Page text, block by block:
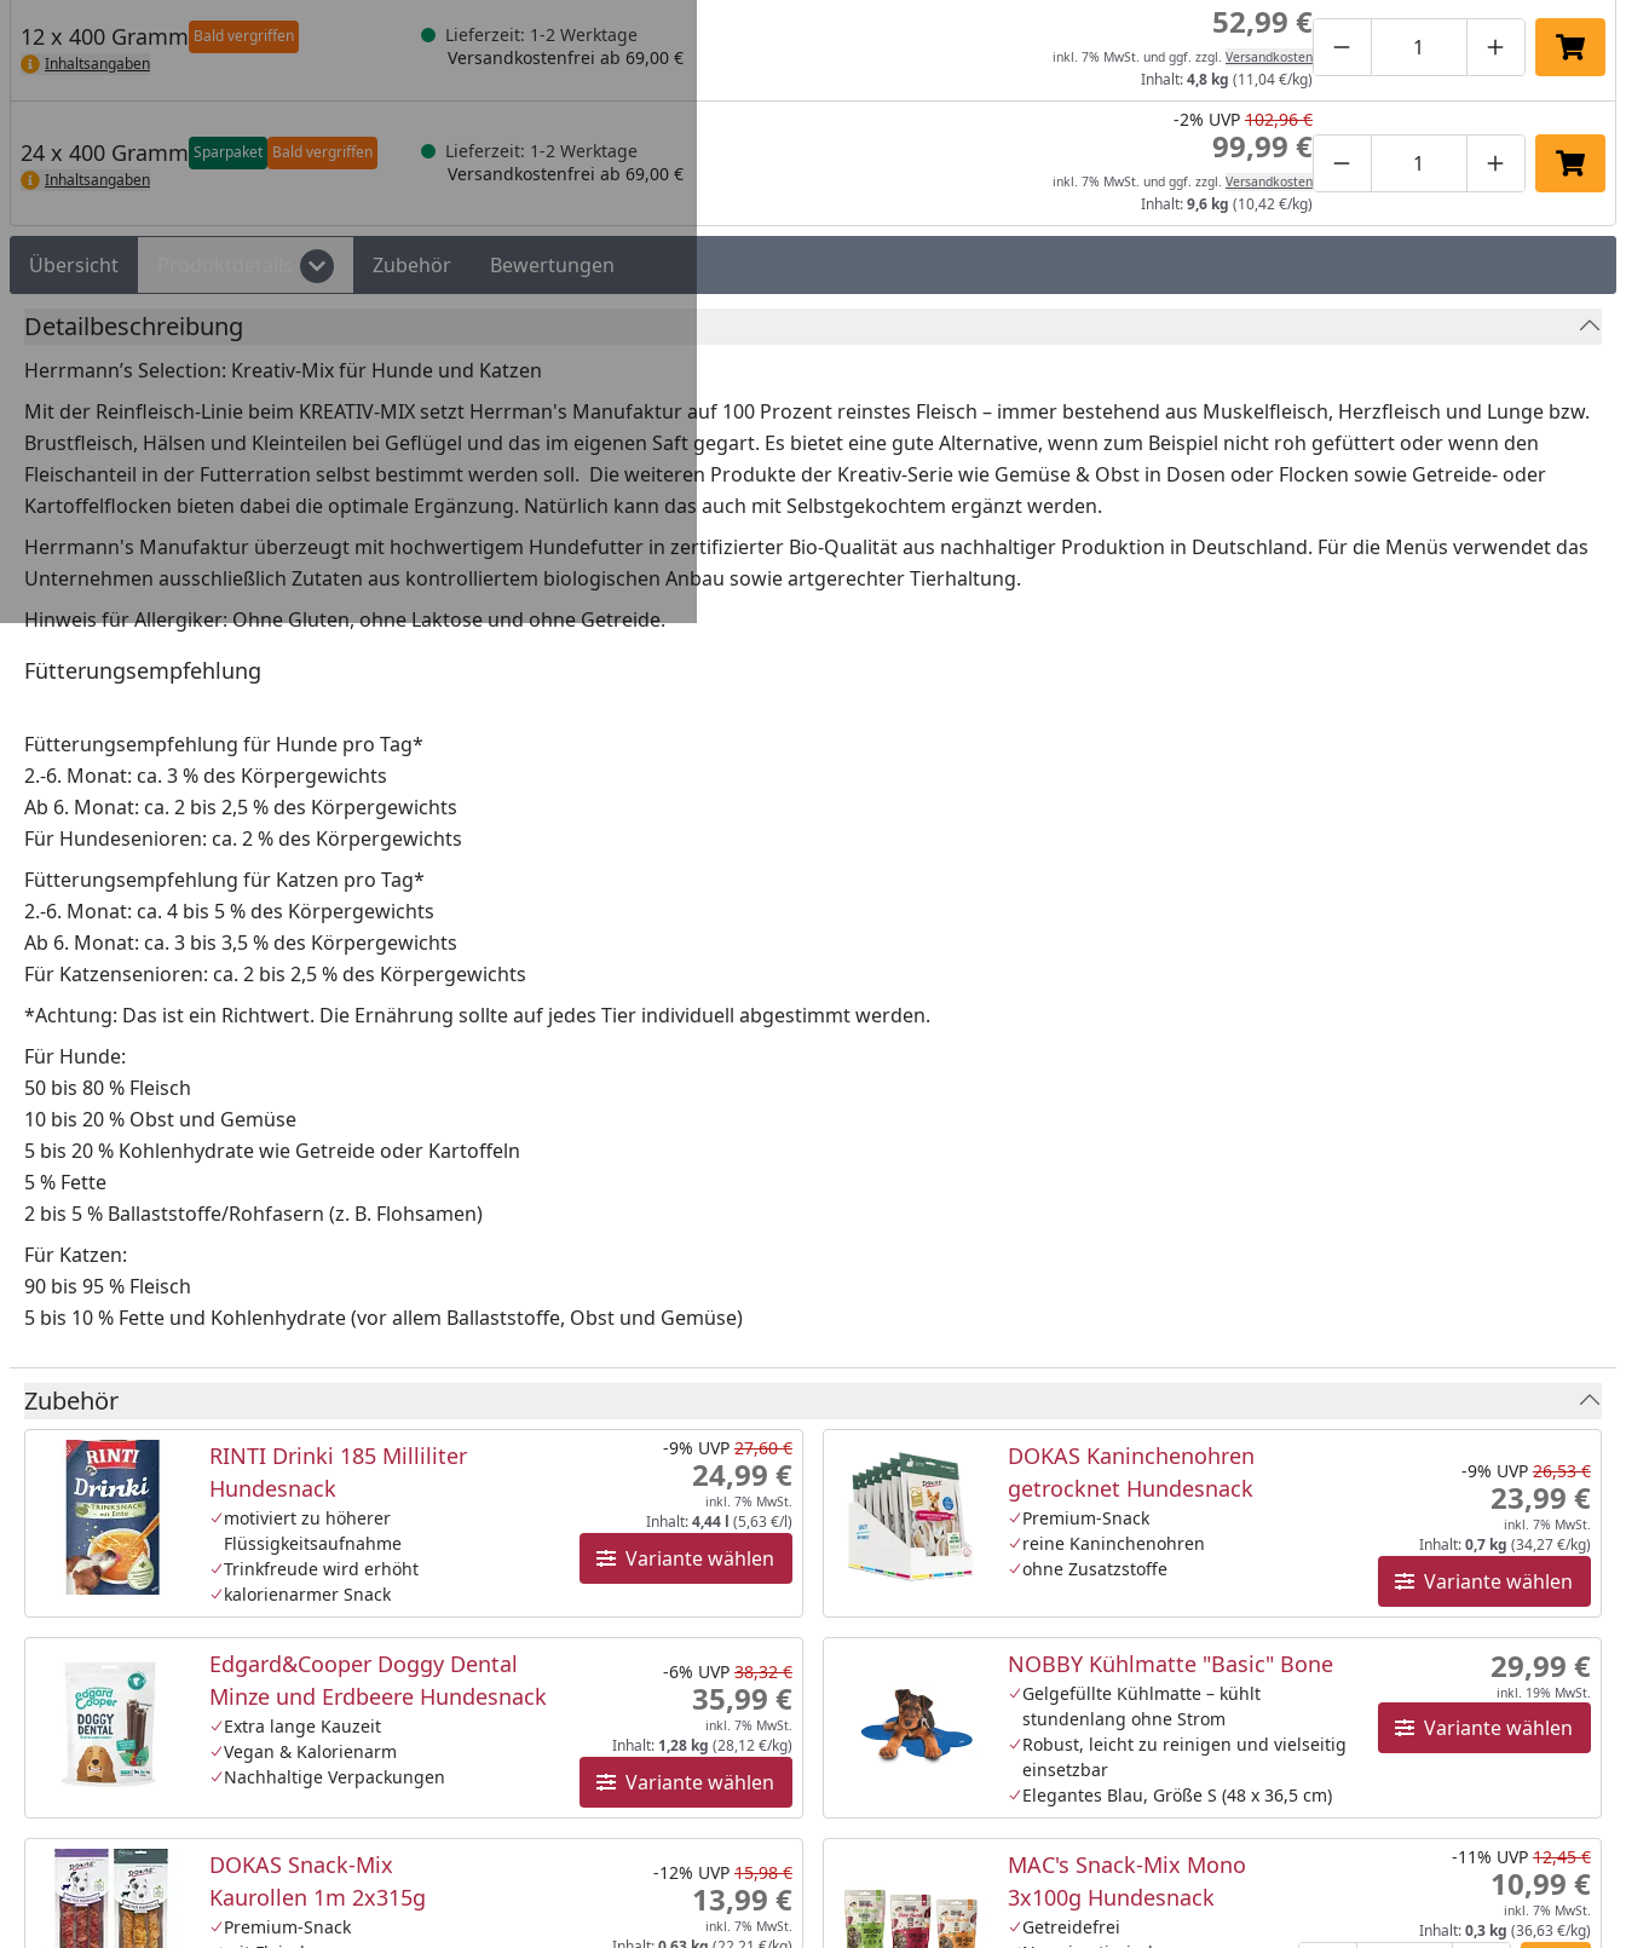
12 x 400 Gramm Bald vergriffen
Inhaltsangaben
Lieferzeit: 1-2 Werktage
Versandkostenfrei ab 69,00 €
52,99 €
inkl. 7% MwSt. und ggf. zzgl. Versandkosten
Inhalt:4,8 kg (11,04 €/kg)
Produktmenge um eins
Produktmenge In
24 x 400 Gramm Sparpaket Bald vergriffen
Inhaltsangaben
Lieferzeit: 1-2 Werktage
Versandkostenfrei ab 69,00 €
-2% UVP 102,96 €
99,99 €
inkl. 7% MwSt. und ggf. zzgl. Versandkosten
Inhalt:9,6 kg (10,42 €/kg)
Produktmenge um eins
Produktmenge In
Übersicht Zubehör Bewertungen
Detailbeschreibung
Herrmann’s Selection: Kreativ-Mix für Hunde und Katzen
Mit der Reinfleisch-Linie beim KREATIV-MIX setzt Herrman's Manufaktur auf 100 Prozent reinstes Fleisch – immer bestehend aus Muskelfleisch, Herzfleisch und Lunge bzw.
Brustfleisch, Hälsen und Kleinteilen bei Geflügel und das im eigenen Saft gegart. Es bietet eine gute Alternative, wenn zum Beispiel nicht roh gefüttert oder wenn den
Fleischanteil in der Futterration selbst bestimmt werden soll. Die weiteren Produkte der Kreativ-Serie wie Gemüse & Obst in Dosen oder Flocken sowie Getreide- oder
Kartoffelflocken bieten dabei die optimale Ergänzung. Natürlich kann das auch mit Selbstgekochtem ergänzt werden.
Herrmann's Manufaktur überzeugt mit hochwertigem Hundefutter in zertifizierter Bio-Qualität aus nachhaltiger Produktion in Deutschland. Für die Menüs verwendet das
Unternehmen ausschließlich Zutaten aus kontrolliertem biologischen Anbau sowie artgerechter Tierhaltung.
Hinweis für Allergiker: Ohne Gluten, ohne Laktose und ohne Getreide.
Fütterungsempfehlung
Fütterungsempfehlung für Hunde pro Tag*
2.-6. Monat: ca. 3 % des Körpergewichts
Ab 6. Monat: ca. 2 bis 2,5 % des Körpergewichts
Für Hundesenioren: ca. 2 % des Körpergewichts
Fütterungsempfehlung für Katzen pro Tag*
2.-6. Monat: ca. 4 bis 5 % des Körpergewichts
Ab 6. Monat: ca. 3 bis 3,5 % des Körpergewichts
Für Katzensenioren: ca. 2 bis 2,5 % des Körpergewichts
*Achtung: Das ist ein Richtwert. Die Ernährung sollte auf jedes Tier individuell abgestimmt werden.
Für Hunde:
50 bis 80 % Fleisch
10 bis 20 % Obst und Gemüse
5 bis 20 % Kohlenhydrate wie Getreide oder Kartoffeln
5 % Fette
2 bis 5 % Ballaststoffe/Rohfasern (z. B. Flohsamen)
Für Katzen:
90 bis 95 % Fleisch
5 bis 10 % Fette und Kohlenhydrate (vor allem Ballaststoffe, Obst und Gemüse)
Zubehör
RINTI Drinki 185 Milliliter
Hundesnack
motiviert zu höherer
Flüssigkeitsaufnahme
Trinkfreude wird erhöht
kalorienarmer Snack
Variante wählen
-9% UVP 27,60 €
24,99 €
inkl. 7% MwSt.
Inhalt:4,44 l (5,63 €/l)
DOKAS Kaninchenohren
getrocknet Hundesnack
Premium-Snack
reine Kaninchenohren
ohne Zusatzstoffe
Variante wählen
-9% UVP 26,53 €
23,99 €
inkl. 7% MwSt.
Inhalt:0,7 kg (34,27 €/kg)
Edgard&Cooper Doggy Dental
Minze und Erdbeere Hundesnack
Extra lange Kauzeit
Vegan & Kalorienarm
Nachhaltige Verpackungen
Variante wählen
-6% UVP 38,32 €
35,99 €
inkl. 7% MwSt.
Inhalt: 1,28 kg (28,12 €/kg)
NOBBY Kühlmatte "Basic" Bone
Gelgefüllte Kühlmatte – kühlt
stundenlang ohne Strom
Robust, leicht zu reinigen und vielseitig
einsetzbar
Elegantes Blau, Größe S (48 x 36,5 cm)
Variante wählen
29,99 €
inkl. 19% MwSt.
DOKAS Snack-Mix
Kaurollen 1m 2x315g
Premium-Snack
-12% UVP 15,98 €
13,99 €
inkl. 7% MwSt.
MAC's Snack-Mix Mono
3x100g Hundesnack
Getreidefrei
-11% UVP 12,45 €
10,99 €
inkl. 7% MwSt.
Inhalt:0,3 kg (36,63 €/kg)